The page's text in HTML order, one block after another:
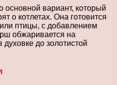
основной вариант, который
о котлетах. Она готовится
птицы, с добавлением
обжаривается на
духовке до золотистой